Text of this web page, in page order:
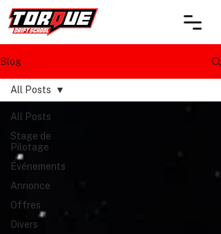
Blog
All Posts
Stage de
Pilotage
Événements
Annonce
Offres
Divers
All Posts